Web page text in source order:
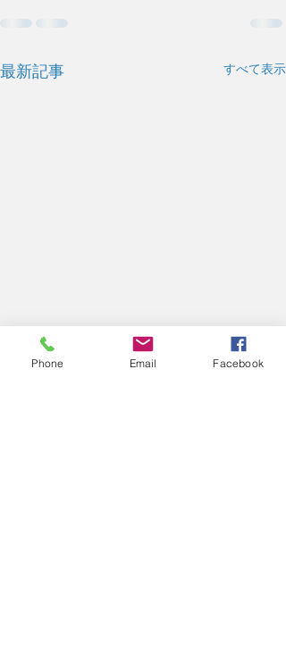
最新記事 すべて表示
Phone Email Facebook